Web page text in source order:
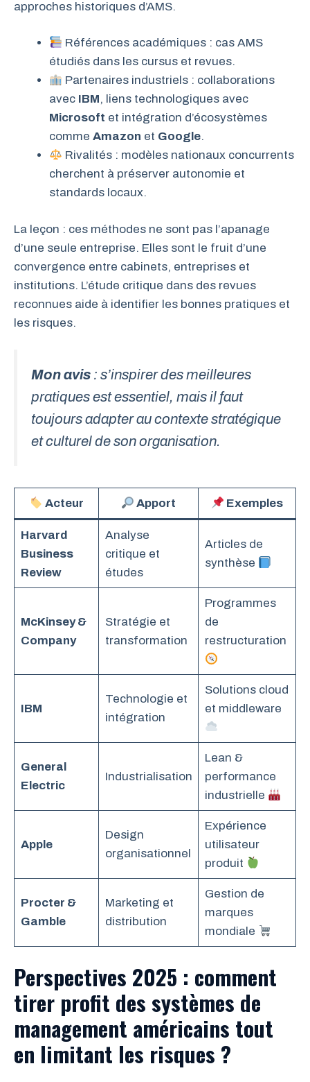
approches historiques d’AMS.
Références académiques : cas AMS
étudiés dans les cursus et revues.
Partenaires industriels : collaborations
avec IBM, liens technologiques avec
Microsoft et intégration d’écosystèmes
comme Amazon et Google.
Rivalités : modèles nationaux concurrents
cherchent à préserver autonomie et
standards locaux.
La leçon : ces méthodes ne sont pas l’apanage
d’une seule entreprise. Elles sont le fruit d’une
convergence entre cabinets, entreprises et
institutions. L’étude critique dans des revues
reconnues aide à identifier les bonnes pratiques et
les risques.
Mon avis : s’inspirer des meilleures
pratiques est essentiel, mais il faut
toujours adapter au contexte stratégique
et culturel de son organisation.
Acteur Apport Exemples
Harvard
Business
Review
Analyse
critique et
études
Articles de
synthèse
McKinsey &
Company
Stratégie et
transformation
Programmes
de
restructuration
IBM
Technologie et
intégration
Solutions cloud
et middleware
General
Electric
Industrialisation
Lean &
performance
industrielle
Apple
Design
organisationnel
Expérience
utilisateur
produit
Procter &
Gamble
Marketing et
distribution
Gestion de
marques
mondiale
Perspectives 2025 : comment
tirer profit des systèmes de
management américains tout
en limitant les risques ?